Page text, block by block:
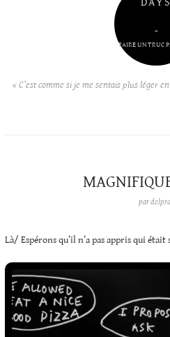
–
FAIRE UN TRUC
« C’est comme si je me sentais plus léger
par
Là/ Espérons qu’il n’a pas appris qui